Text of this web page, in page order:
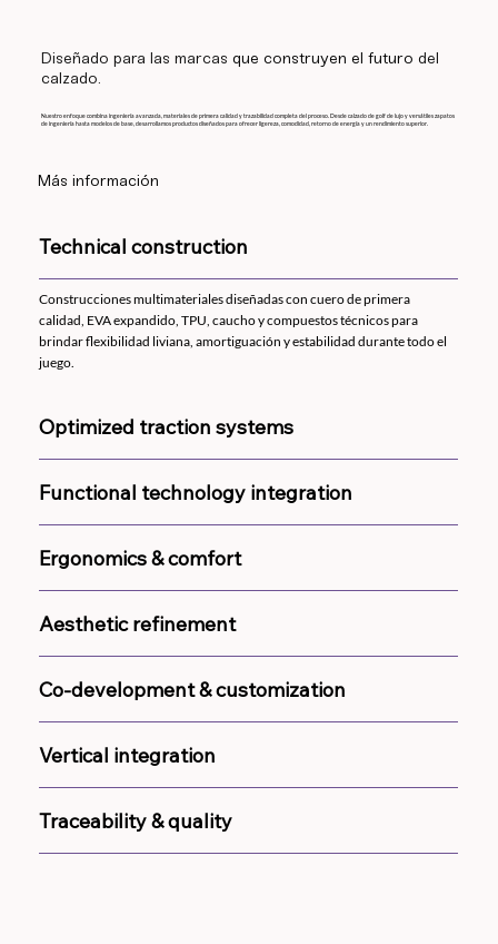
Diseñado para las marcas que construyen el futuro del
calzado.
Nuestro enfoque combina ingeniería avanzada, materiales de primera calidad y trazabilidad completa del proceso. Desde calzado de golf de lujo y versátiles zapatos
de ingeniería hasta modelos de base, desarrollamos productos diseñados para ofrecer ligereza, comodidad, retorno de energía y un rendimiento superior.
Más información
Technical construction
Construcciones multimateriales diseñadas con cuero de primera
calidad, EVA expandido, TPU, caucho y compuestos técnicos para
brindar flexibilidad liviana, amortiguación y estabilidad durante todo el
juego.
Optimized traction systems
Functional technology integration
Ergonomics & comfort
Aesthetic refinement
Co-development & customization
Vertical integration
Traceability & quality